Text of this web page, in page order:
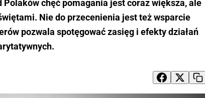
chęć pomagania jest coraz większa, ale
Nie do przecenienia jest też wsparcie
pozwala spotęgować zasięg i efekty działań